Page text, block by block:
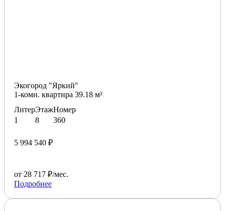
Экогород "Яркий"
1-комн. квартира 39.18 м²
Литер
1
Этаж
8
Номер
360
5 994 540 ₽
от 28 717 ₽/мес.
Подробнее